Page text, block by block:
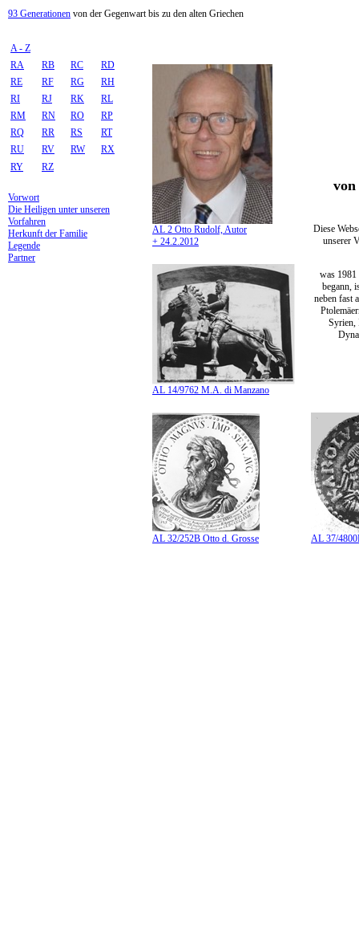
93 Generationen von der Gegenwart bis zu den alten Griechen
A - Z
RA
RB RC
RD
RE
RF RG
RH
RI
RJ RK
RL
RM
RN RO
RP
RQ
RR RS
RT
RU
RV RW
RX
RY
RZ
Vorwort
Die Heiligen unter unseren
Vorfahren
Herkunft der Familie
Legende
Partner
AL 2 Otto Rudolf, Autor
+ 24.2.2012
von
Diese
unserer
was 1981
begann,
neben fast
Syrien,
AL 14/9762 M.A. di Manzano
AL 32/252B Otto d. Grosse AL 37/